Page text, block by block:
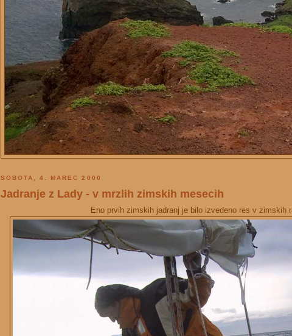
SOBOTA, 4. MAREC 2000
Jadranje z Lady - v mrzlih zimskih mesecih
Eno prvih zimskih jadranj je bilo izvedeno res v zimskih